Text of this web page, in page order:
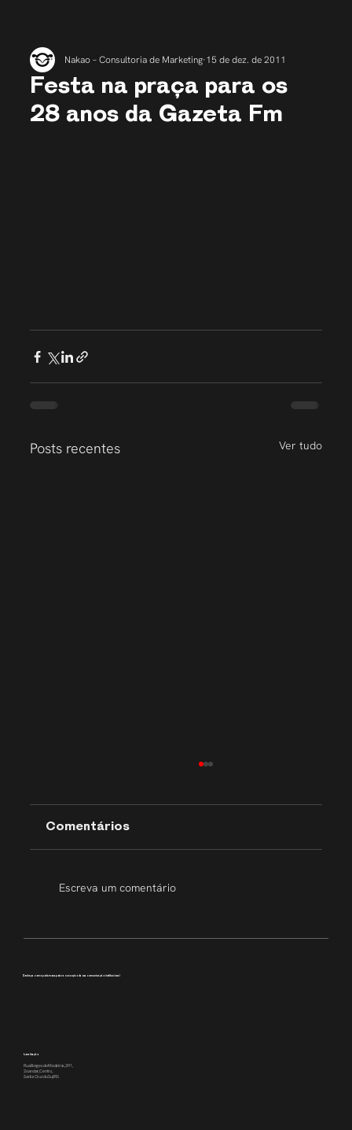
Festa na praça para os
28 anos da Gazeta Fm
Nakao – Consultoria de Marketing 15 de dez. de 2011
Posts recentes Ver tudo
Comentários
Escreva um comentário
Conheça como podemos apoiar a execução da sua comunicação institucional
Localização
Rua Borges de Medeiros, 391,
2o andar, Centro,
Santa Cruz do Sul/RS